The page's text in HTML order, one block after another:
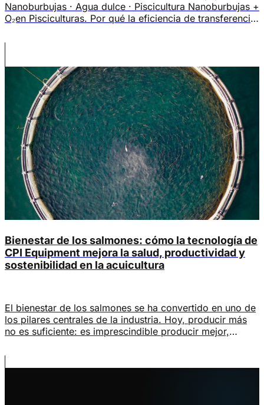
Nanoburbujas · Agua dulce · Piscicultura Nanoburbujas +
O₂en Pisciculturas. Por qué la eficiencia de transferencia
piscicultores, y cómo las nanoburbujas + O₂ resuelven
sistemas acuícolas […]
Bienestar de los salmones: cómo la tecnología de
CPI Equipment mejora la salud, productividad y
sostenibilidad en la acuicultura
El bienestar de los salmones se ha convertido en uno de
los pilares centrales de la industria. Hoy, producir más
no es suficiente: es imprescindible producir mejor,
estrés, la mortalidad y la dependencia de tratamientos
químicos. En este contexto, el bienestar de los salmones